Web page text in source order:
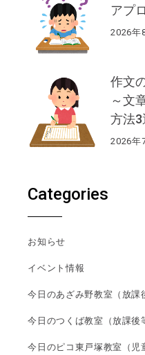
アプ
2026年
作文
～文
方法3
2026年
Categories
お知らせ
イベント情報
今日のあざみ野教室（放課
今日のつくば教室（放課後
今日のピコ東戸塚教室（児